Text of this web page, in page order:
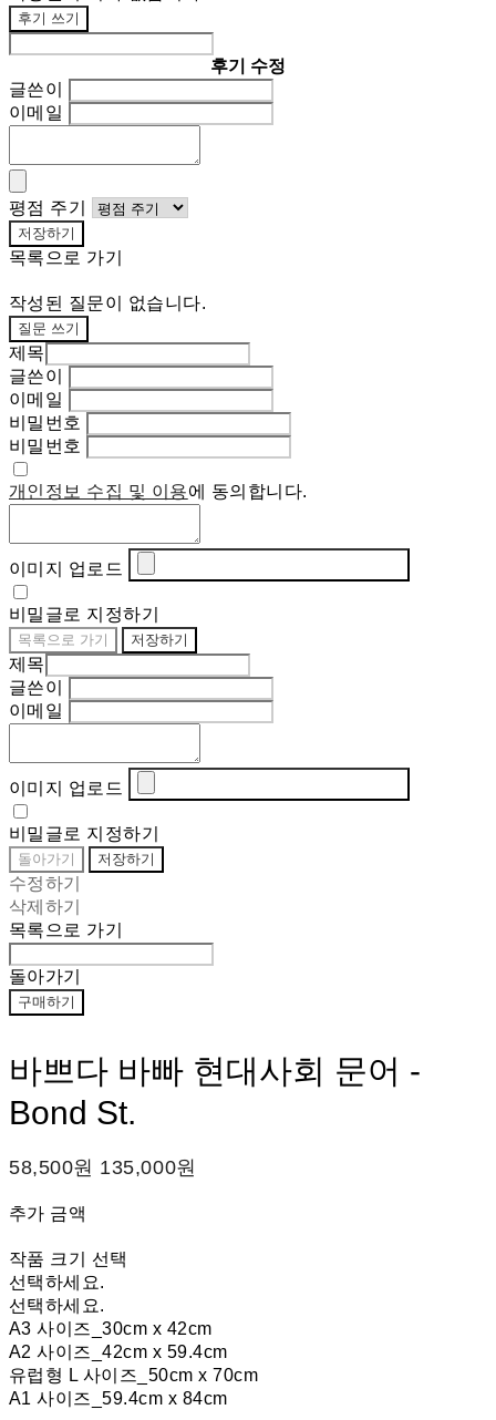
후기 쓰기
후기 수정
글쓴이
이메일
평점 주기
저장하기
목록으로 가기
작성된 질문이 없습니다.
질문 쓰기
제목
글쓴이
이메일
비밀번호
비밀번호
개인정보 수집 및 이용에 동의합니다.
이미지 업로드
비밀글로 지정하기
목록으로 가기 저장하기
제목
글쓴이
이메일
이미지 업로드
비밀글로 지정하기
돌아가기 저장하기
수정하기
삭제하기
목록으로 가기
돌아가기
구매하기
바쁘다 바빠 현대사회 문어 -
Bond St.
58,500원 135,000원
추가 금액
작품 크기 선택
선택하세요.
선택하세요.
A3 사이즈_30cm x 42cm
A2 사이즈_42cm x 59.4cm
유럽형 L 사이즈_50cm x 70cm
A1 사이즈_59.4cm x 84cm